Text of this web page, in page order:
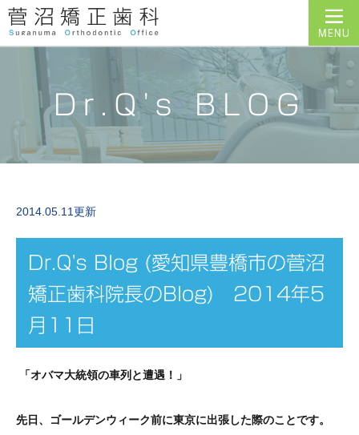
Dr.Q's BLOG
2014.05.11更新
Dr.Q's Blog (愛知県豊橋市の菅沼
矯正歯科院長のBlog) 2014年5
月11日
「オバマ大統領の車列と遭遇！」
先日、ゴールデンウィーク前に東京に出張した際のことです。